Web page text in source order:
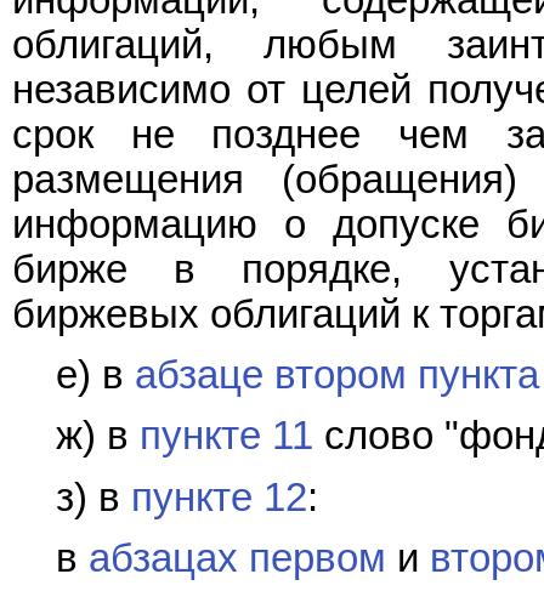
облигаций, любым
независимо от целей
срок не позднее чем
размещения
информацию о допуске
бирже в порядке,
биржевых облигаций к
е) в абзаце втором
ж) в пункте 11 слово
з) в пункте 12:
в абзацах первом и